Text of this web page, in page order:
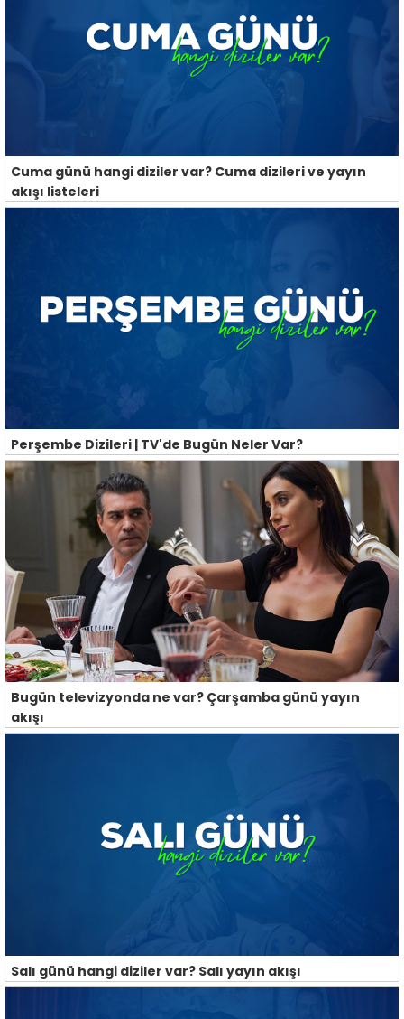
Cuma günü hangi diziler var? Cuma dizileri ve yayın
akışı listeleri
Perşembe Dizileri | TV'de Bugün Neler Var?
Bugün televizyonda ne var? Çarşamba günü yayın
akışı
Salı günü hangi diziler var? Salı yayın akışı